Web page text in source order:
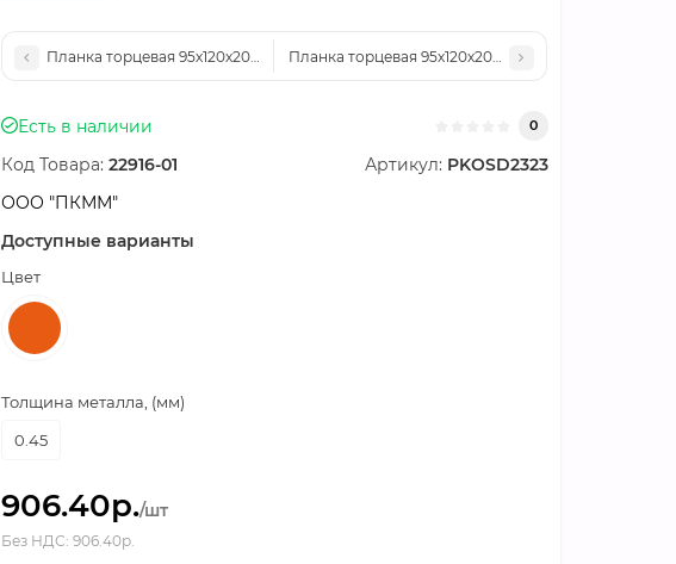
Планка торцевая 95х120х2000-0.45 Полиэстер RAL1035Планка торцевая 95х120х2000-0.45 Полиэстер
Есть в наличии 0
Код Товара: 22916-01 Артикул: PKOSD2323
ООО "ПКММ"
Доступные варианты
Цвет
Толщина металла, (мм)
0.45
906.40р./шт
Без НДС: 906.40р.